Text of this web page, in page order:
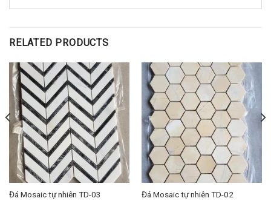
RELATED PRODUCTS
Đá Mosaic tự nhiên TD-03 Đá Mosaic tự nhiên TD-02